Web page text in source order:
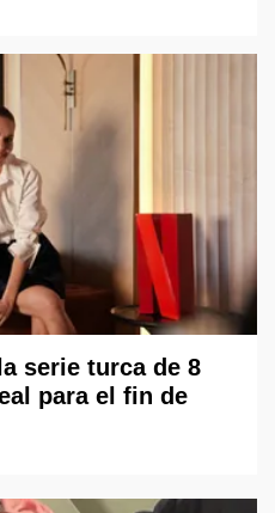
serie turca de 8
para el fin de